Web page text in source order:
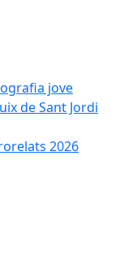
jove
de Sant Jordi
2026